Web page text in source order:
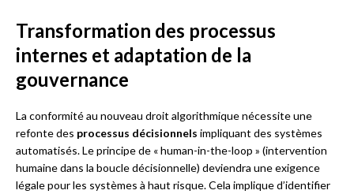
Transformation des processus
internes et adaptation de la
gouvernance
La conformité au nouveau droit algorithmique nécessite une
refonte des processus décisionnels impliquant des systèmes
automatisés. Le principe de « human-in-the-loop » (intervention
humaine dans la boucle décisionnelle) deviendra une exigence
légale pour les systèmes à haut risque. Cela implique d’identifier